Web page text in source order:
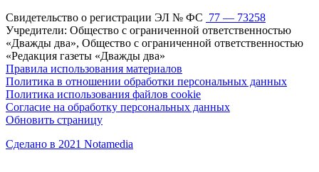
Свидетельство о регистрации ЭЛ № ФС 77 — 73258
Учредители: Общество с ограниченной ответственностью
«Дважды два», Общество с ограниченной ответственностью
«Редакция газеты «Дважды два»
Правила использования материалов
Политика в отношении обработки персональных данных
Политика использования файлов cookie
Согласие на обработку персональных данных
Обновить страницу
Сделано в 2021 Notamedia